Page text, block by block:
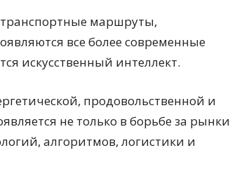
маршруты,
все более современные
искусственный интеллект.
продовольственной и
не только в борьбе за рынки
алгоритмов, логистики и